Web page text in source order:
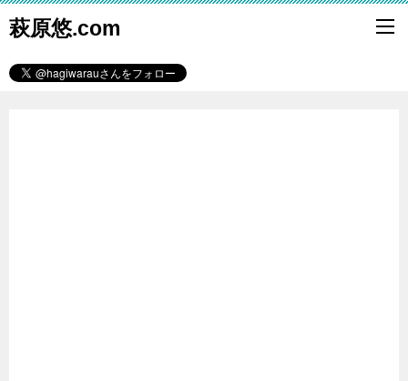
萩原悠.com